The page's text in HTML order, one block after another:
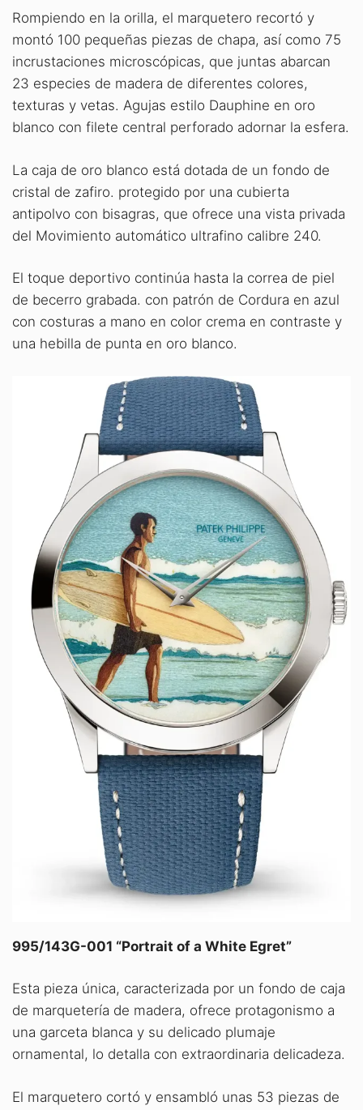
Rompiendo en la orilla, el marquetero recortó y
montó 100 pequeñas piezas de chapa, así como 75
incrustaciones microscópicas, que juntas abarcan
23 especies de madera de diferentes colores,
texturas y vetas. Agujas estilo Dauphine en oro
blanco con filete central perforado adornar la esfera.
La caja de oro blanco está dotada de un fondo de
cristal de zafiro. protegido por una cubierta
antipolvo con bisagras, que ofrece una vista privada
del Movimiento automático ultrafino calibre 240.
El toque deportivo continúa hasta la correa de piel
de becerro grabada. con patrón de Cordura en azul
con costuras a mano en color crema en contraste y
una hebilla de punta en oro blanco.
995/143G-001 “Portrait of a White Egret”
Esta pieza única, caracterizada por un fondo de caja
de marquetería de madera, ofrece protagonismo a
una garceta blanca y su delicado plumaje
ornamental, lo detalla con extraordinaria delicadeza.
El marquetero cortó y ensambló unas 53 piezas de